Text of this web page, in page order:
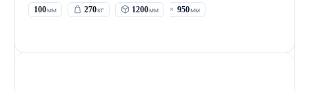
100 270 1200 950